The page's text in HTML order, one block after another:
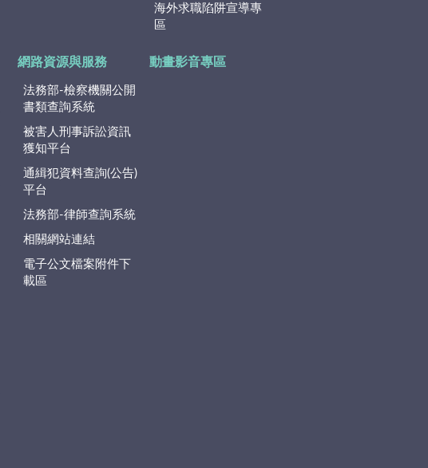
海外求職陷阱宣導專
區
網路資源與服務
法務部-檢察機關公開
書類查詢系統
被害人刑事訴訟資訊
獲知平台
通緝犯資料查詢(公告)
平台
法務部-律師查詢系統
相關網站連結
電子公文檔案附件下
載區
動畫影音專區